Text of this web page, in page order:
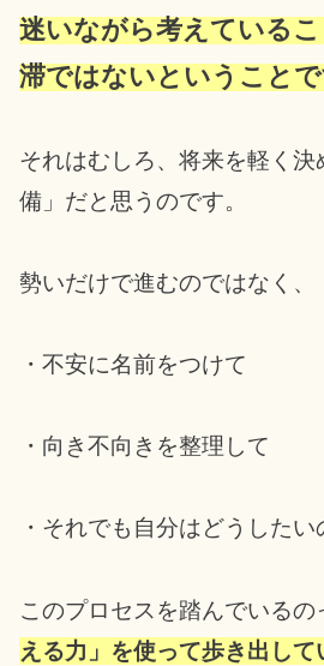
迷いながら考えている
滞ではないということで
それはむしろ、将来を軽く
備」だと思うのです。
勢いだけで進むのではなく、
・不安に名前をつけて
・向き不向きを整理して
・それでも自分はどうした
このプロセスを踏んでいるの
える力」を使って歩き出して